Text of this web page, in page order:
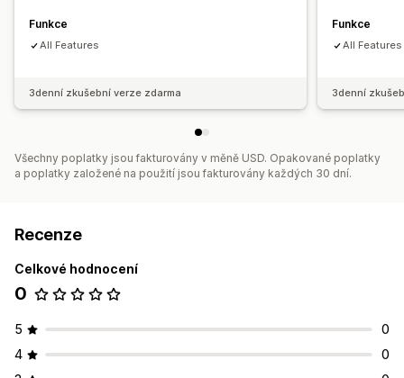
Analytika konverzí
Více jazyků
Upozornění týkající se nákupu
Upozornění týkající se skladových zásob
Funkce
All Features
3denní zkušební verze zdarma
Funkce
All Features
3denní
Všechny poplatky jsou fakturovány v měně USD. Opakované poplatky
a poplatky založené na použití jsou fakturovány každých 30 dní.
Recenze
Celkové hodnocení
0
5
0
4
0